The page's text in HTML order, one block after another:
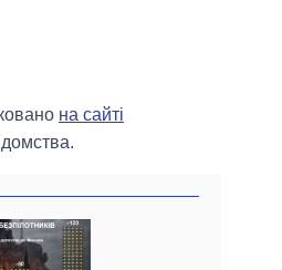
на сайті